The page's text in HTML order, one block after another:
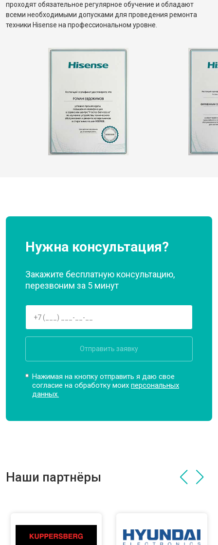
проходят обязательное регулярное обучение и обладают
всеми необходимыми допусками для проведения ремонта
техники Hisense на профессиональном уровне.
Нужна консультация?
Закажите бесплатную консультацию,
перезвоним за 5 минут
Отправить заявку
Нажимая на кнопку отправить я даю свое
согласие на обработку моихперсональных
данных.
Наши партнёры